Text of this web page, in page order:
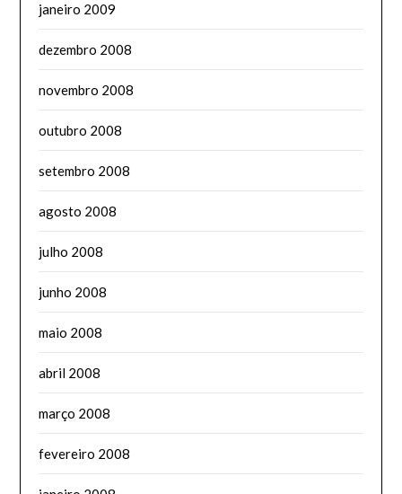
janeiro 2009
dezembro 2008
novembro 2008
outubro 2008
setembro 2008
agosto 2008
julho 2008
junho 2008
maio 2008
abril 2008
março 2008
fevereiro 2008